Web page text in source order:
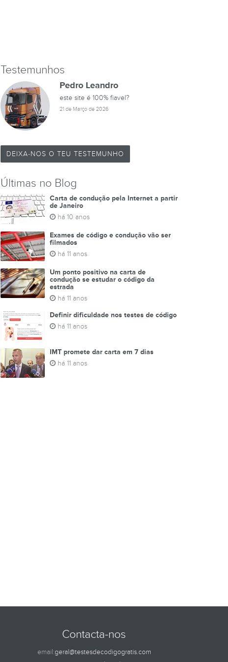
Testemunhos
Pedro Leandro
este site é 100% fiavel?
21 de Março de 2026
DEIXA-NOS O TEU TESTEMUNHO
Últimas no Blog
Carta de condução pela Internet a partir
de Janeiro
há 10 anos
Exames de código e condução vão ser
filmados
há 11 anos
Um ponto positivo na carta de
condução se estudar o código da
estrada
há 11 anos
Definir dificuldade nos testes de código
há 11 anos
IMT promete dar carta em 7 dias
há 11 anos
Contacta-nos
email:geral@testesdecodigogratis.com